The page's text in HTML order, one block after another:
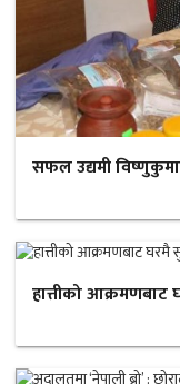
सफल उद्यमी
हात्तीको